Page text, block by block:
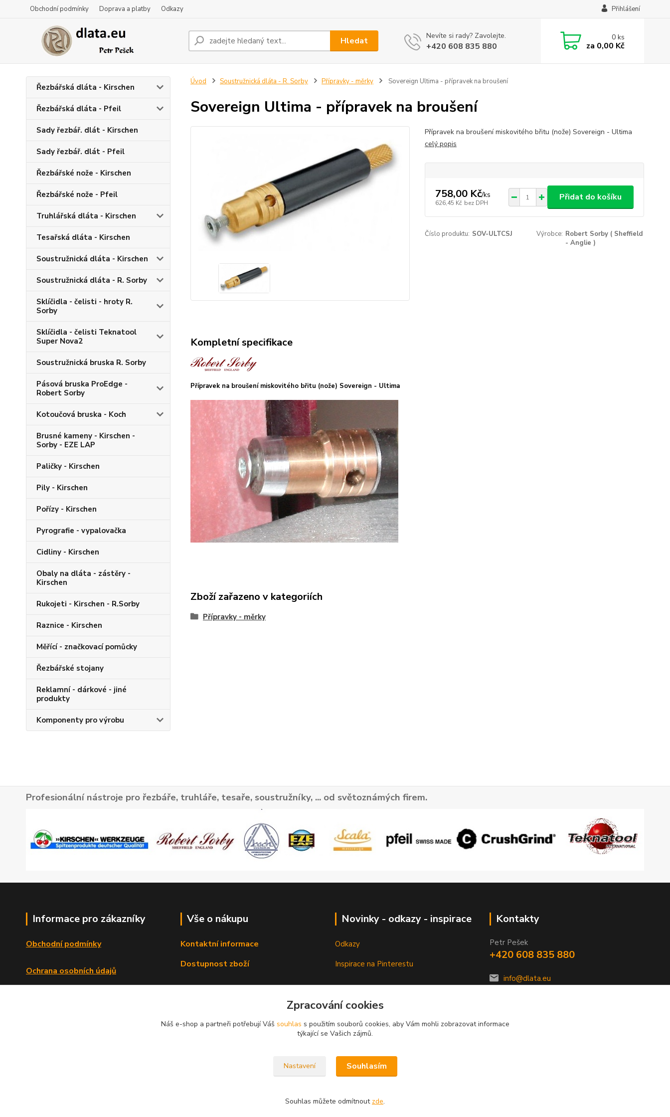
Obchodní podmínky Doprava a platby Odkazy Přihlášení
Hledat Nevíte si rady? Zavolejte.
+420 608 835 880
0ks
za 0,00 Kč
Řezbářská dláta - Kirschen
Řezbářská dláta - Pfeil
Sady řezbář. dlát - Kirschen
Sady řezbář. dlát - Pfeil
Řezbářské nože - Kirschen
Řezbářské nože - Pfeil
Truhlářská dláta - Kirschen
Tesařská dláta - Kirschen
Soustružnická dláta - Kirschen
Soustružnická dláta - R. Sorby
Sklíčidla - čelisti - hroty R.
Sorby
Sklíčidla - čelisti Teknatool
Super Nova2
Soustružnická bruska R. Sorby
Pásová bruska ProEdge -
Robert Sorby
Kotoučová bruska - Koch
Brusné kameny - Kirschen -
Sorby - EZE LAP
Paličky - Kirschen
Pily - Kirschen
Pořízy - Kirschen
Pyrografie - vypalovačka
Cidliny - Kirschen
Obaly na dláta - zástěry -
Kirschen
Rukojeti - Kirschen - R.Sorby
Raznice - Kirschen
Měřící - značkovací pomůcky
Řezbářské stojany
Reklamní - dárkové - jiné
produkty
Komponenty pro výrobu
Úvod Soustružnická dláta - R. Sorby Přípravky - měrky Sovereign Ultima - přípravek na broušení
Sovereign Ultima - přípravek na broušení
Přípravek na broušení miskovitého břitu (nože) Sovereign - Ultima
celý popis
758,00 Kč/ks
626,45 Kč bez DPH
Přidat do košíku
Číslo produktu: SOV-ULTCSJ Výrobce: Robert Sorby ( Sheffield
- Anglie )
Kompletní specifikace
Přípravek na broušení miskovitého břitu (nože) Sovereign - Ultima
Zboží zařazeno v kategoriích
Přípravky - měrky
Profesionální nástroje pro řezbáře, truhláře, tesaře, soustružníky, ... od světoznámých firem.
Informace pro zákazníky
Obchodní podmínky
Ochrana osobních údajů
Vše o nákupu
Kontaktní informace
Dostupnost zboží
Novinky - odkazy - inspirace
Odkazy
Inspirace na Pinterestu
Kontakty
Petr Pešek
+420 608 835 880
info@dlata.eu
Zpracování cookies
Náš e-shop a partneři potřebují Váš souhlas s použitím souborů cookies, aby Vám mohli zobrazovat informace
týkající se Vašich zájmů.
Nastavení Souhlasím
Souhlas můžete odmítnout zde.